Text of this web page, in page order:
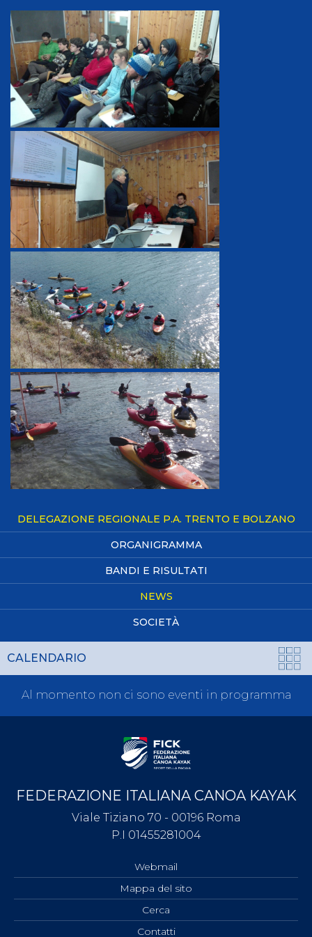
DELEGAZIONE REGIONALE P.A. TRENTO E BOLZANO
ORGANIGRAMMA
BANDI E RISULTATI
NEWS
SOCIETÀ
CALENDARIO
Al momento non ci sono eventi in programma
FEDERAZIONE ITALIANA CANOA KAYAK
Viale Tiziano 70 - 00196 Roma
P.I 01455281004
Webmail
Mappa del sito
Cerca
Contatti